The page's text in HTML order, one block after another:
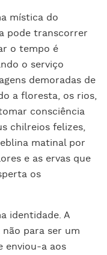
mística do
pode transcorrer
o tempo é
o serviço
demoradas de
a floresta, os rios,
consciência
chilreios felizes,
matinal por
e as ervas que
os
identidade. A
para ser um
enviou-a aos